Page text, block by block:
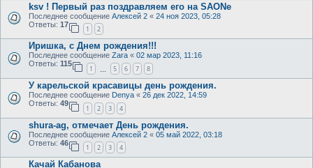
ksv ! Первый раз поздравляем его на SAONе
Последнее сообщение Алексей 2 « 24 ноя 2023, 05:28
Ответы: 17
1 2
Иришка, с Днем рождения!!!
Последнее сообщение Zara « 02 мар 2023, 11:16
Ответы: 115
1 5 6 7 8
У карельской красавицы день рождения.
Последнее сообщение Denya « 26 дек 2022, 14:59
Ответы: 49
1 2 3 4
shura-ag, отмечает День рождения.
Последнее сообщение Алексей 2 « 05 май 2022, 03:18
Ответы: 46
1 2 3 4
Качай Кабанова